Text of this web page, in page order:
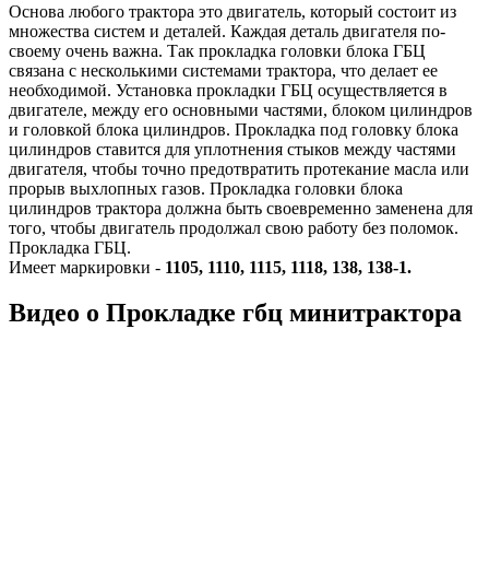
Основа любого трактора это двигатель, который состоит из
множества систем и деталей. Каждая деталь двигателя по-
своему очень важна. Так прокладка головки блока ГБЦ
связана с несколькими системами трактора, что делает ее
необходимой. Установка прокладки ГБЦ осуществляется в
двигателе, между его основными частями, блоком цилиндров
и головкой блока цилиндров. Прокладка под головку блока
цилиндров ставится для уплотнения стыков между частями
двигателя, чтобы точно предотвратить протекание масла или
прорыв выхлопных газов. Прокладка головки блока
цилиндров трактора должна быть своевременно заменена для
того, чтобы двигатель продолжал свою работу без поломок.
Прокладка ГБЦ.
Имеет маркировки - 1105, 1110, 1115, 1118, 138, 138-1.
Видео о Прокладке гбц минитрактора